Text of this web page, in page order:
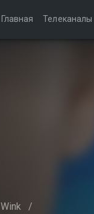
Главная Телеканалы
Wink /